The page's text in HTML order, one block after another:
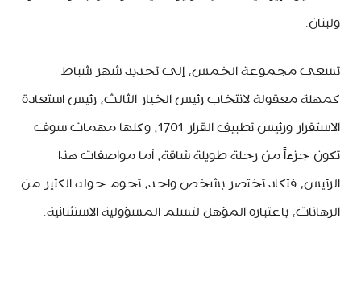
ولبنان.
تسعى مجموعة الخمس، إلى تحديد شهر شباط
كمهلة معقولة لانتخاب رئيس الخيار الثالث، رئيس استعادة
الاستقرار ورئيس تطبيق القرار 1701، وكلها مهمات سوف
تكون جزءاً من رحلة طويلة شاقة، أما مواصفات هذا
الرئيس، فتكاد تختصر بشخص واحد، تحوم حوله الكثير من
الرهانات، باعتباره المؤهل لتسلم المسؤولية الاستثنائية.